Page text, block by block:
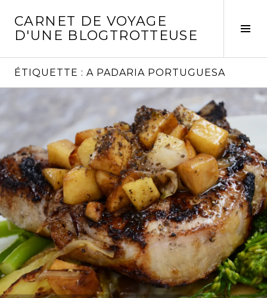
contenu
CARNET DE VOYAGE
D'UNE BLOGTROTTEUSE
ÉTIQUETTE : A PADARIA PORTUGUESA